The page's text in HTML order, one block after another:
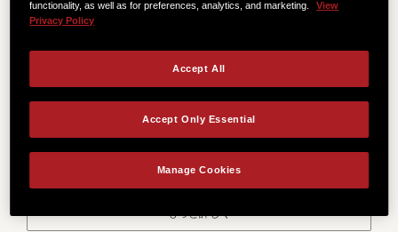
Grand Auditorium
当社の代表的な形状は、快適な演奏性とジャンルを問
わない汎用性を兼ね備え、フィンガースタイルとスト
ローク奏法の両方に適した、クリアでバランスの取れ
た音色を提供します。
functionality, as well as for preferences, analytics, and marketing.
View
Privacy Policy
Manage Cookies
Accept Only Essential
Accept All